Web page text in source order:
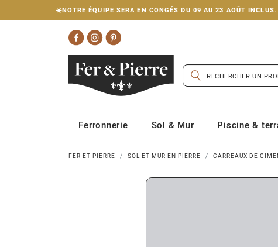
☀️NOTRE ÉQUIPE SERA EN CONGÉS DU 09 AU 23 AOÛT
Ferronnerie Sol & Mur Piscine &
FER ET PIERRE SOL ET MUR EN PIERRE CARREAUX DE